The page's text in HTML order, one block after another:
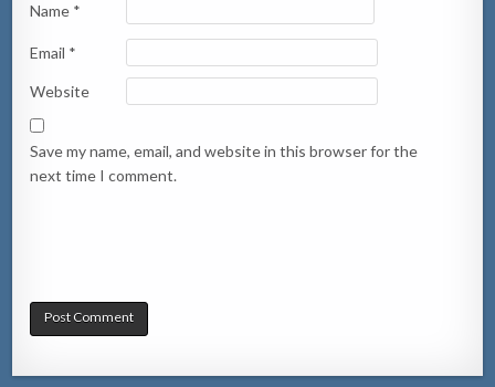
Name *
Email *
Website
Save my name, email, and website in this browser for the
next time I comment.